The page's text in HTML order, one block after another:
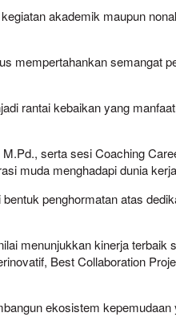
akademik maupun
mempertahankan semangat
rantai kebaikan yang
serta sesi Coaching
muda menghadapi dunia
penghormatan atas
menunjukkan kinerja terbaik
Best Collaboration
ekosistem